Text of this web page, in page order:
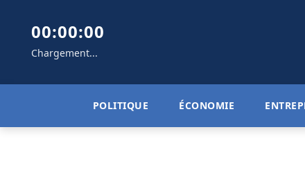
00:00:00
Chargement...
POLITIQUE ÉCONOMIE